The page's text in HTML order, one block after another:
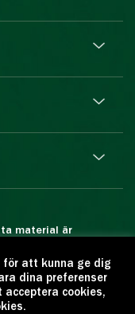
material är
är förbjuden.
källan:
utgivare:
för att kunna ge dig
dina preferenser
acceptera cookies,